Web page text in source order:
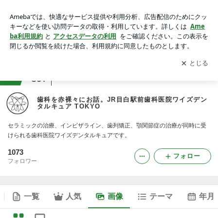
ュア TOKYOの画像
アプリをダウンロードして ブログの更新通知
を受け取りまし
ょう。
開く
397
歯科を赤裸々にお話。JR目白駅前歯科医院ワイズデン
タルキュア TOKYO
セラミックの治療、インビザライン、歯列矯正、顎関節症の治療が同時に受
けられる歯科医院ワイズデンタルキュアです。
1073
フォロワー
フォロー
一覧 人気 画像 テーマ 年月